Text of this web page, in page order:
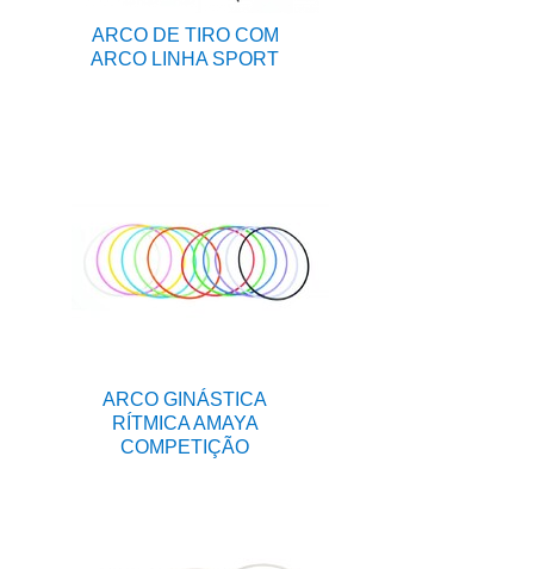
ARCO DE TIRO COM
ARCO LINHA SPORT
ARCO GINÁSTICA
RÍTMICA AMAYA
COMPETIÇÃO